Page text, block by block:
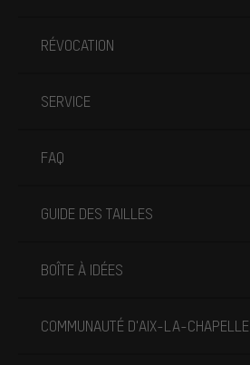
RÉVOCATION
SERVICE
FAQ
GUIDE DES TAILLES
BOÎTE À IDÉES
COMMUNAUTÉ D'AIX-LA-CHAPELLE